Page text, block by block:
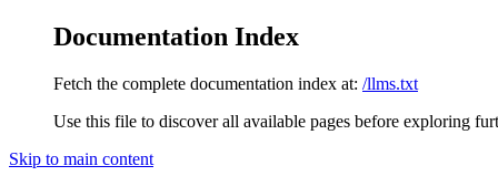
Documentation Index
Fetch the complete documentation index at: /llms.txt
Use this file to discover all available pages before exploring
Skip to main content